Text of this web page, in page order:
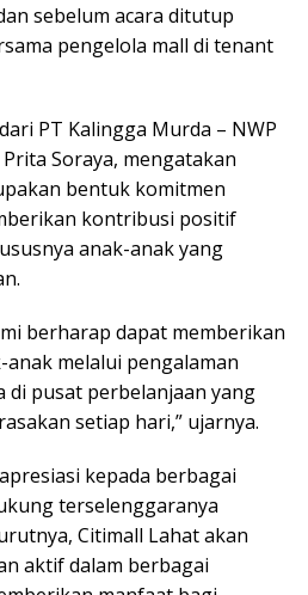
sebelum acara ditutup
pengelola mall di tenant
PT Kalingga Murda – NWP
Soraya, mengatakan
bentuk komitmen
kontribusi positif
anak-anak yang
berharap dapat memberikan
melalui pengalaman
di pusat perbelanjaan yang
setiap hari,” ujarnya.
kepada berbagai
terselenggaranya
Citimall Lahat akan
aktif dalam berbagai